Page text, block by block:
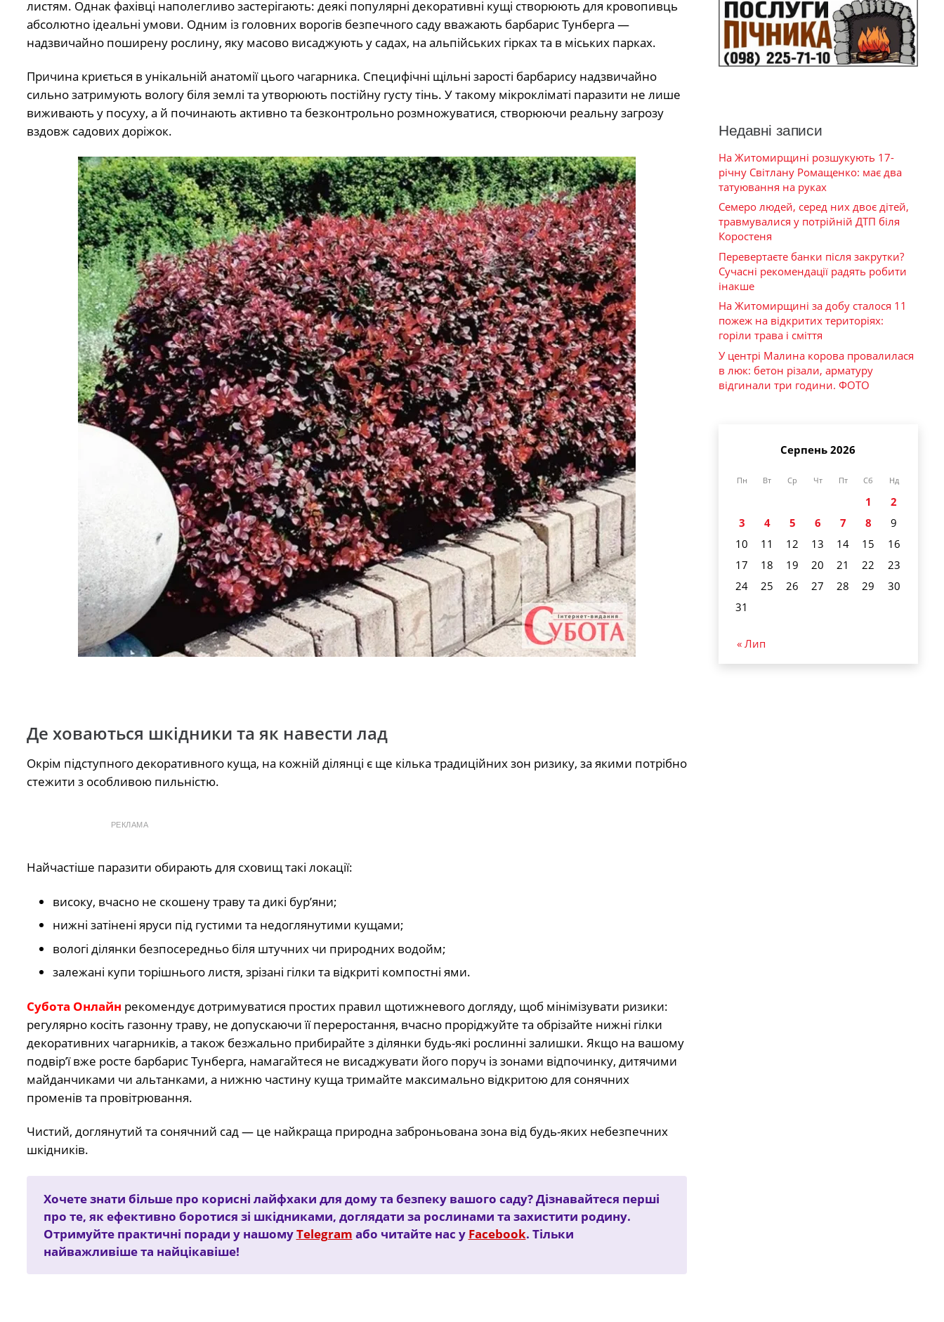
листям. Однак фахівці наполегливо застерігають: деякі популярні декоративні кущі створюють для кровопивць
абсолютно ідеальні умови. Одним із головних ворогів безпечного саду вважають барбарис Тунберга —
надзвичайно поширену рослину, яку масово висаджують у садах, на альпійських гірках та в міських парках.
Причина криється в унікальній анатомії цього чагарника. Специфічні щільні зарості барбарису надзвичайно
сильно затримують вологу біля землі та утворюють постійну густу тінь. У такому мікрокліматі паразити не лише
виживають у посуху, а й починають активно та безконтрольно розмножуватися, створюючи реальну загрозу
вздовж садових доріжок.
Де ховаються шкідники та як навести лад
Окрім підступного декоративного куща, на кожній ділянці є ще кілька традиційних зон ризику, за якими потрібно
стежити з особливою пильністю.
РЕКЛАМА
Найчастіше паразити обирають для сховищ такі локації:
високу, вчасно не скошену траву та дикі бур’яни;
нижні затінені яруси під густими та недоглянутими кущами;
вологі ділянки безпосередньо біля штучних чи природних водойм;
залежані купи торішнього листя, зрізані гілки та відкриті компостні ями.
Субота Онлайн рекомендує дотримуватися простих правил щотижневого догляду, щоб мінімізувати ризики:
регулярно косіть газонну траву, не допускаючи її переростання, вчасно проріджуйте та обрізайте нижні гілки
декоративних чагарників, а також безжально прибирайте з ділянки будь-які рослинні залишки. Якщо на вашому
подвір’ї вже росте барбарис Тунберга, намагайтеся не висаджувати його поруч із зонами відпочинку, дитячими
майданчиками чи альтанками, а нижню частину куща тримайте максимально відкритою для сонячних
променів та провітрювання.
Чистий, доглянутий та сонячний сад — це найкраща природна заброньована зона від будь-яких небезпечних
шкідників.
Хочете знати більше про корисні лайфхаки для дому та безпеку вашого саду? Дізнавайтеся перші
про те, як ефективно боротися зі шкідниками, доглядати за рослинами та захистити родину.
Отримуйте практичні поради у нашомуTelegram або читайте нас у Facebook. Тільки
найважливіше та найцікавіше!
Недавні записи
На Житомирщині розшукують 17-
річну Світлану Ромащенко: має два
татуювання на руках
Семеро людей, серед них двоє дітей,
травмувалися у потрійній ДТП біля
Коростеня
Перевертаєте банки після закрутки?
Сучасні рекомендації радять робити
інакше
На Житомирщині за добу сталося 11
пожеж на відкритих територіях:
горіли трава і сміття
У центрі Малина корова провалилася
в люк: бетон різали, арматуру
відгинали три години. ФОТО
Серпень 2026
Пн Вт Ср Чт Пт Сб Нд
1
2
3
4 5 6 7 8
9
10
11 12 13 14 15
16
17
18 19 20 21 22
23
24
25 26 27 28 29
30
31
« Лип